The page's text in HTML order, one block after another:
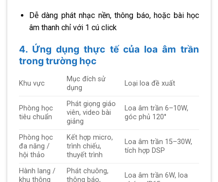
Dễ dàng phát nhạc nền, thông báo, hoặc bài học
âm thanh chỉ với 1 cú click
4. Ứng dụng thực tế của loa âm trần
trong trường học
Khu vực
Mục đích sử
dụng
Loại loa đề xuất
Phòng học
tiêu chuẩn
Phát giọng giáo
viên, video bài
giảng
Loa âm trần 6–10W,
góc phủ 120°
Phòng học
đa năng /
hội thảo
Kết hợp micro,
trình chiếu,
thuyết trình
Loa âm trần 15–30W,
tích hợp DSP
Hành lang /
khu thông
Phát chuông,
thông báo,
Loa âm trần 6W, loa